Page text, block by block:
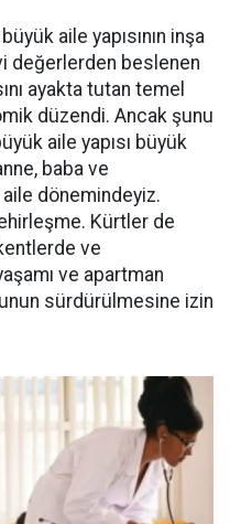
aile yapısının inşa
değerlerden beslenen
ayakta tutan temel
düzendi. Ancak şunu
aile yapısı büyük
baba ve
dönemindeyiz.
Kürtler de
ve
ve apartman
sürdürülmesine izin